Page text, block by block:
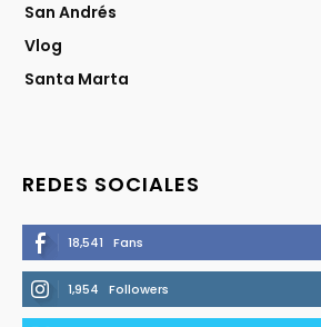
San Andrés
Vlog
Santa Marta
REDES SOCIALES
18,541 Fans
1,954 Followers